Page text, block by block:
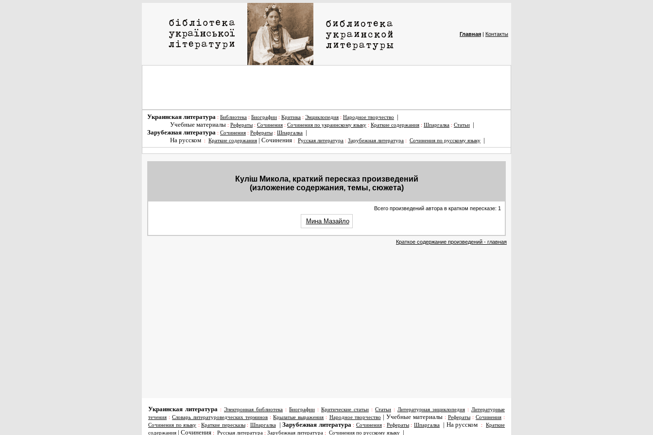
Главная | Контакты
Украинская литература : Библиотека : Биографии : Критика : Энциклопедия : Народное творчество
|
Учебные материалы : Рефераты : Сочинения : Сочинения по украинскому языку : Краткие содержания : Шпаргалка : Статьи
|
Зарубежная литература : Сочинения : Рефераты : Шпаргалка
|
На русском
: Краткие содержания | Сочинения : Русская литература : Зарубежная литература : Сочинения по русскому языку |
Куліш Микола, краткий пересказ произведений
(изложение содержания, темы, сюжета)
Всего произведений автора в кратком пересказе: 1
Мина Мазайло
Краткое содержание произведений - главная
Украинская литература : Электронная библиотека : Биографии : Критические статьи : Статьи : Литературная энциклопедия : Литературные
течения :Словарь литературоведческих терминов :Крылатые выражения : Народное творчество | Учебные материалы : Рефераты:Сочинения :
Сочинения по языку :Краткие пересказы: Шпаргалка | Зарубежная литература : Сочинения: Рефераты: Шпаргалка | На русском :Краткие
содержания | Сочинения : Русская литература : Зарубежная литература : Сочинения по русскому языку |